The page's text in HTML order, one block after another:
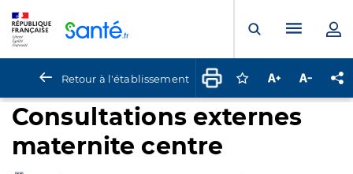
Ouvrir laMenu
Retour à l'établissement Connectez-vous
Augmenter la
Consultations externes
maternite centre